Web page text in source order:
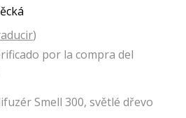
)
por la compra del
Smell 300, světlé dřevo